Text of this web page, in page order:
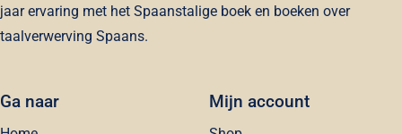
jaar ervaring met het Spaanstalige boek en boeken over
taalverwerving Spaans.
Ga naar Mijn account